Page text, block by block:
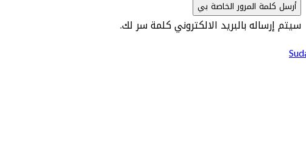
سيتم إرساله بالبريد الالكتروني كلمة سر لك.